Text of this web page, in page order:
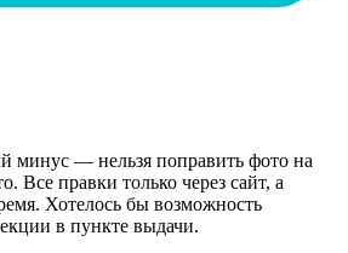
минус — нельзя поправить фото на
Все правки только через сайт, а
Хотелось бы возможность
в пункте выдачи.